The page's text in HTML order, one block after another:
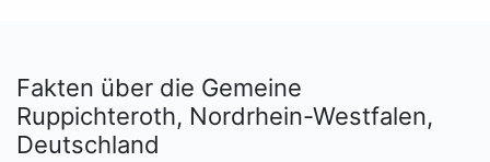
Fakten über die Gemeine
Ruppichteroth, Nordrhein-Westfalen,
Deutschland